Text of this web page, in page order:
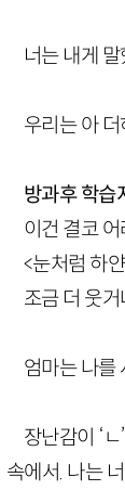
너는 내게
우리는 아 더
방과후 학습
이건 결코
<눈처럼 하
조금 더 웃거
엄마는 나를
장난감이 ‘
속에서. 나는